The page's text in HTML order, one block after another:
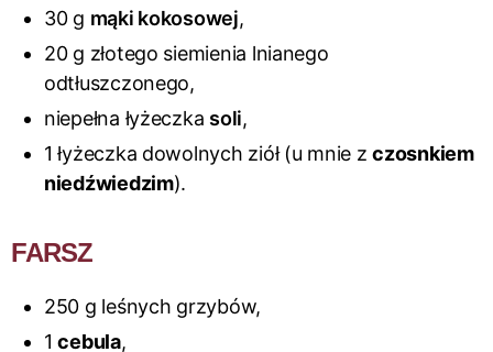
30 g mąki kokosowej,
20 g złotego siemienia lnianego
odtłuszczonego,
niepełna łyżeczka soli,
1 łyżeczka dowolnych ziół (u mnie zczosnkiem
niedźwiedzim).
FARSZ
250 g leśnych grzybów,
1cebula,